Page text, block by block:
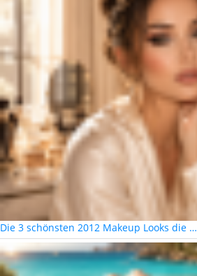
Die 3 schönsten 2012 Makeup Looks die …